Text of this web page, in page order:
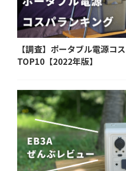
【調査】ポータブル電源コ
TOP10【2022年版】